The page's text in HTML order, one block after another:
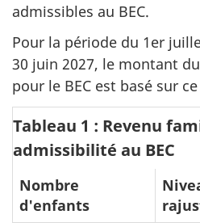
admissibles au BEC.
Pour la période du 1er
30 juin 2027, le montant
pour le BEC est basé sur
Tableau 1 : Revenu
admissibilité au BEC
Nombre
d'enfants